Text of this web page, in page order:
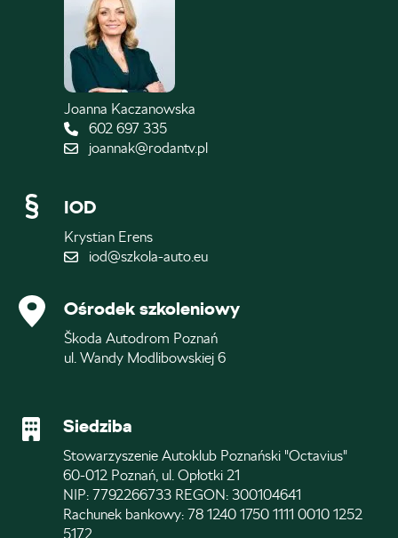
Joanna Kaczanowska
602 697 335
joannak@rodantv.pl
IOD
Krystian Erens
iod@szkola-auto.eu
Ośrodek szkoleniowy
Škoda Autodrom Poznań
ul. Wandy Modlibowskiej 6
Siedziba
Stowarzyszenie Autoklub Poznański "Octavius"
60-012 Poznań, ul. Opłotki 21
NIP: 7792266733 REGON: 300104641
Rachunek bankowy: 78 1240 1750 1111 0010 1252
5172